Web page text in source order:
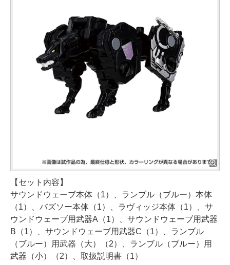
【セット内容】
サウンドウェーブ本体（1）、ランブル（ブルー）本体
（1）、バズソー本体（1）、ラヴィッジ本体（1）、サ
ウンドウェーブ用武器A（1）、サウンドウェーブ用武器
B（1）、サウンドウェーブ用武器C（1）、ランブル
（ブルー）用武器（大）（2）、ランブル（ブルー）用
武器（小）（2）、取扱説明書（1）